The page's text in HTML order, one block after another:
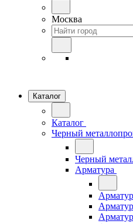
Москва
Каталог
Каталог
Черный
Черный
Арматура